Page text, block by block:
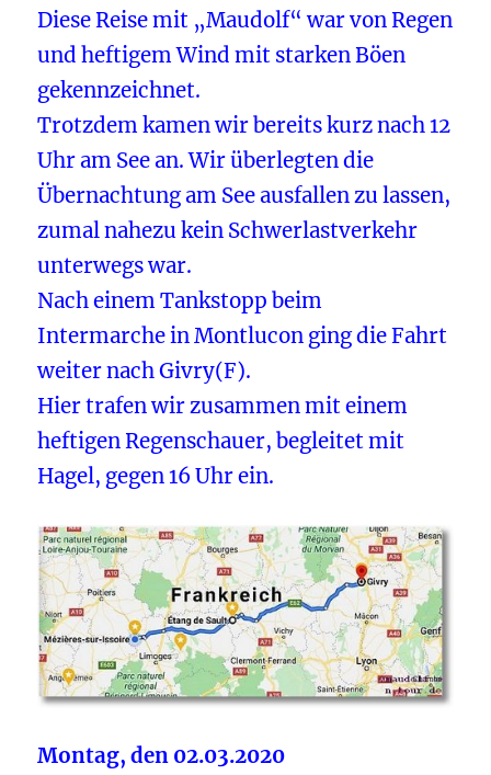
Diese Reise mit „Maudolf“ war von Regen
und heftigem Wind mit starken Böen
gekennzeichnet.
Trotzdem kamen wir bereits kurz nach 12
Uhr am See an. Wir überlegten die
Übernachtung am See ausfallen zu lassen,
zumal nahezu kein Schwerlastverkehr
unterwegs war.
Nach einem Tankstopp beim
Intermarche in Montlucon ging die Fahrt
weiter nach Givry(F).
Hier trafen wir zusammen mit einem
heftigen Regenschauer, begleitet mit
Hagel, gegen 16 Uhr ein.
Montag, den 02.03.2020